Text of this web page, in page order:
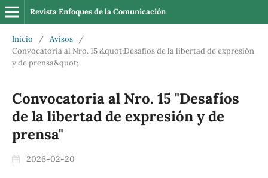
Revista Enfoques de la Comunicación
Inicio / Avisos
/
Convocatoria al Nro. 15 &quot;Desafíos de la libertad de expresión
y de prensa&quot;
Convocatoria al Nro. 15 "Desafíos
de la libertad de expresión y de
prensa"
2026-02-20